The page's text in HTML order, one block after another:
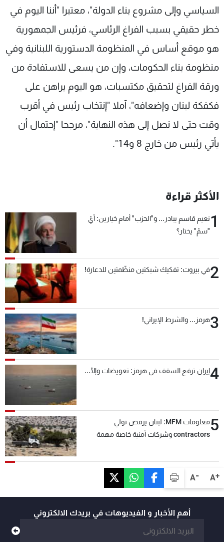
A+
A-
السياسي وإلى مشروع بناء الدولة"، معتبرا "أننا اليوم في
خطر حقيقي بسبب الفراغ الرئاسي، فرئيس الجمهورية
هو موقع أساس في المنظومة الدستورية اللبنانية وفي
منظومة بناء الحكومات، وإن من يسعى للاستفادة من
ورقة الفراغ لتحقيق مكتسبات، هو اليوم يراهن على
فكفكة لبنان وإضعافه"، آملا "إنتخاب رئيس في أقرب
وقت حتى لا نصل إلى هذه النهاية"، مرجحا "إحتمال أن
يأتي رئيس من خارج 8 و14".
الأكثر قراءة
1نعيم قاسم يبادر... و"الحزب" أمام خيارين: أيّ
"سمّ" يختار؟
2في بيروت: تفكيك شبكتين منظّمتين للدعارة!
3هرمز... والشرط الإيراني!
4إيران ترفع السقف في هرمز: تعويضات وإلّا...
5
معلومات MFM: لبنان يرفض تولي
contractors وشركات أمنية خاصة مهمة
أهم الأخبار و الفيديوهات في بريدك الالكتروني